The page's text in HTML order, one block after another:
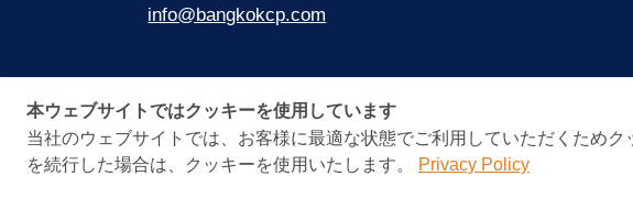
info@bangkokcp.com
本ウェブサイトではクッキーを使用しています
当社のウェブサイトでは、お客様に最適な状態でご利用していただくため
を続行した場合は、クッキーを使用いたします。
Privacy Policy